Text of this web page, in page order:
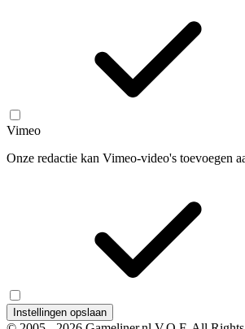
Vimeo
Onze redactie kan Vimeo-video's toevoegen
Instellingen opslaan